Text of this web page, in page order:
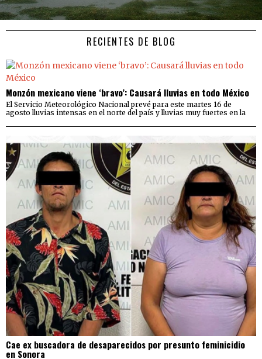
RECIENTES DE BLOG
Monzón mexicano viene ‘bravo’: Causará lluvias en todo México
El Servicio Meteorológico Nacional prevé para este martes 16 de
agosto lluvias intensas en el norte del país y lluvias muy fuertes en la
Cae ex buscadora de desaparecidos por presunto feminicidio
en Sonora